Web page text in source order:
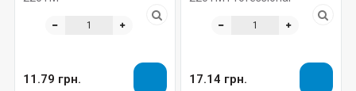
11.79 грн. 17.14 грн.